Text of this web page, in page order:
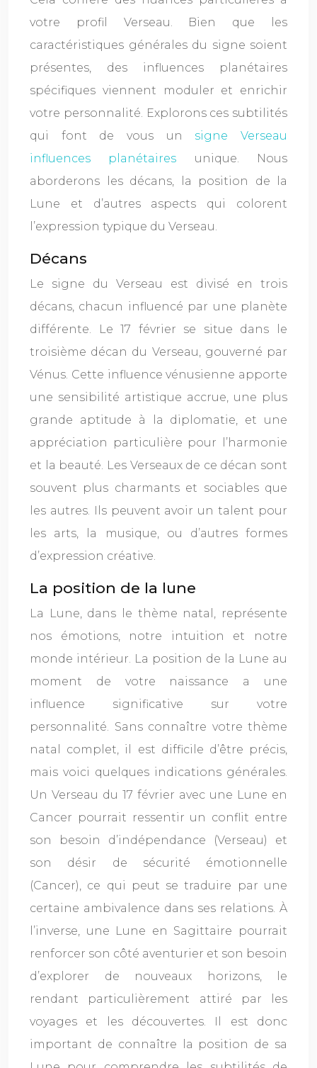
votre profil Verseau. Bien que les
caractéristiques générales du signe soient
présentes, des influences planétaires
spécifiques viennent moduler et enrichir
votre personnalité. Explorons ces subtilités
qui font de vous un signe Verseau
influences planétaires unique. Nous
aborderons les décans, la position de la
Lune et d’autres aspects qui colorent
l’expression typique du Verseau.
Décans
Le signe du Verseau est divisé en trois
décans, chacun influencé par une planète
différente. Le 17 février se situe dans le
troisième décan du Verseau, gouverné par
Vénus. Cette influence vénusienne apporte
une sensibilité artistique accrue, une plus
grande aptitude à la diplomatie, et une
appréciation particulière pour l’harmonie
et la beauté. Les Verseaux de ce décan sont
souvent plus charmants et sociables que
les autres. Ils peuvent avoir un talent pour
les arts, la musique, ou d’autres formes
d’expression créative.
La position de la lune
La Lune, dans le thème natal, représente
nos émotions, notre intuition et notre
monde intérieur. La position de la Lune au
moment de votre naissance a une
influence significative sur votre
personnalité. Sans connaître votre thème
natal complet, il est difficile d’être précis,
mais voici quelques indications générales.
Un Verseau du 17 février avec une Lune en
Cancer pourrait ressentir un conflit entre
son besoin d’indépendance (Verseau) et
son désir de sécurité émotionnelle
(Cancer), ce qui peut se traduire par une
certaine ambivalence dans ses relations. À
l’inverse, une Lune en Sagittaire pourrait
renforcer son côté aventurier et son besoin
d’explorer de nouveaux horizons, le
rendant particulièrement attiré par les
voyages et les découvertes. Il est donc
important de connaître la position de sa